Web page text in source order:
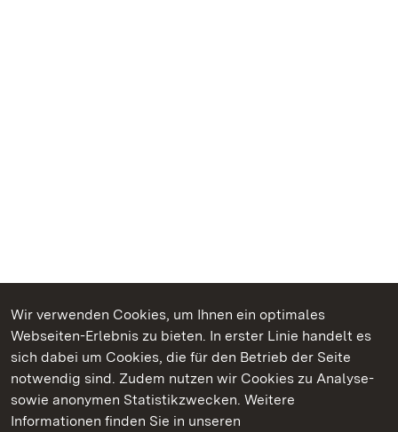
Wir verwenden Cookies, um Ihnen ein optimales
Webseiten-Erlebnis zu bieten. In erster Linie handelt es
sich dabei um Cookies, die für den Betrieb der Seite
notwendig sind. Zudem nutzen wir Cookies zu Analyse-
sowie anonymen Statistikzwecken. Weitere
Informationen finden Sie in unseren
Kommen. Staunen. Genießen.